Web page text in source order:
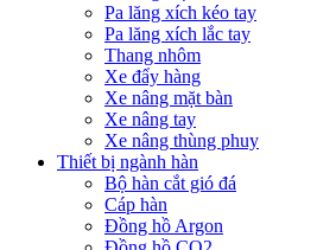
Pa lăng xích kéo tay
Pa lăng xích lắc tay
Thang nhôm
Xe đẩy hàng
Xe nâng mặt bàn
Xe nâng tay
Xe nâng thùng phuy
Thiết bị ngành hàn
Bộ hàn cắt gió đá
Cáp hàn
Đồng hồ Argon